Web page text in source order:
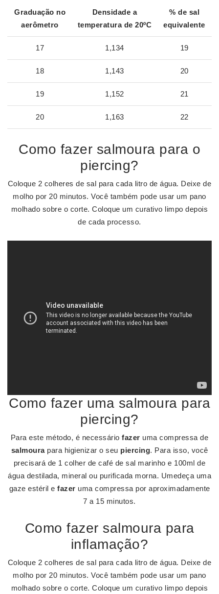
Graduação no
aerômetro
Densidade a
temperatura de 20ºC
% de sal
equivalente
17 1,134 19
18 1,143 20
19 1,152 21
20 1,163 22
Como fazer salmoura para o
piercing?
Coloque 2 colheres de sal para cada litro de água. Deixe de
molho por 20 minutos. Você também pode usar um pano
molhado sobre o corte. Coloque um curativo limpo depois
de cada processo.
Como fazer uma salmoura para
piercing?
Para este método, é necessáriofazer uma compressa de
salmourapara higienizar o seu piercing. Para isso, você
precisará de 1 colher de café de sal marinho e 100ml de
água destilada, mineral ou purificada morna. Umedeça uma
gaze estéril e fazer uma compressa por aproximadamente
7 a 15 minutos.
Como fazer salmoura para
inflamação?
Coloque 2 colheres de sal para cada litro de água. Deixe de
molho por 20 minutos. Você também pode usar um pano
molhado sobre o corte. Coloque um curativo limpo depois